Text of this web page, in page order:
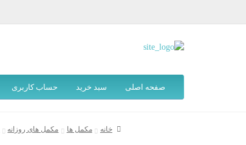
صفحه اصلی سبد خرید حساب کاربری
خانه مکمل ها مکمل های روزانه